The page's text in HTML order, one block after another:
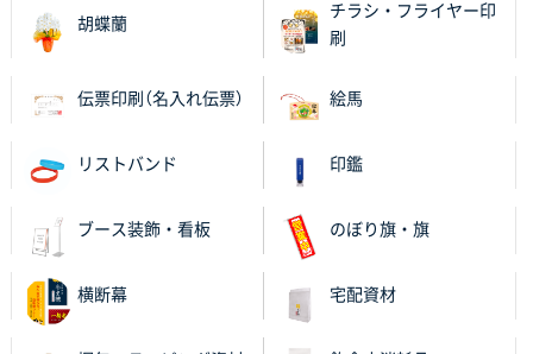
胡蝶蘭
チラシ・フライヤー印
刷
伝票印刷（名入れ伝票） 絵馬
リストバンド 印鑑
ブース装飾・看板 のぼり旗・旗
横断幕 宅配資材